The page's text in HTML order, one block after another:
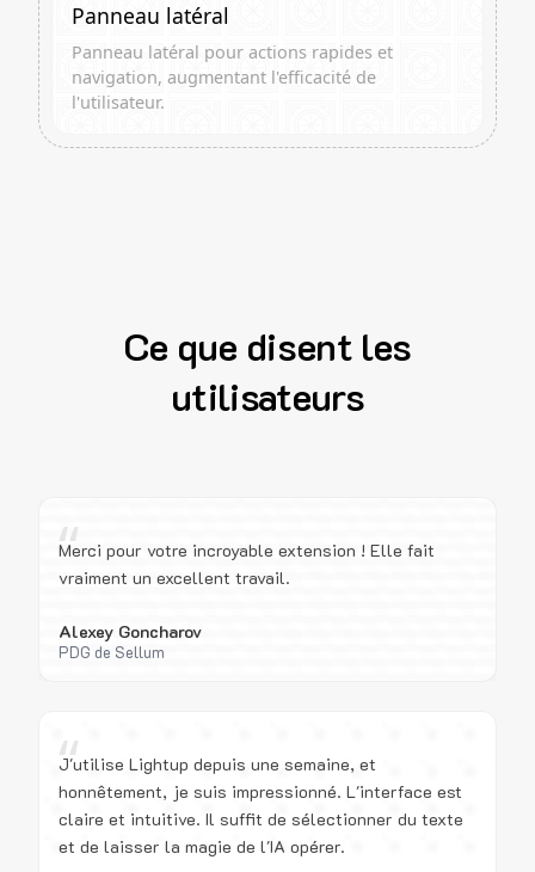
Panneau latéral
Panneau latéral pour actions rapides et
navigation, augmentant l'efficacité de
l'utilisateur.
Ce que disent les
utilisateurs
“
Merci pour votre incroyable extension ! Elle fait
vraiment un excellent travail.
Alexey Goncharov
PDG de Sellum
“
J'utilise Lightup depuis une semaine, et
honnêtement, je suis impressionné. L'interface est
claire et intuitive. Il suffit de sélectionner du texte
et de laisser la magie de l'IA opérer.